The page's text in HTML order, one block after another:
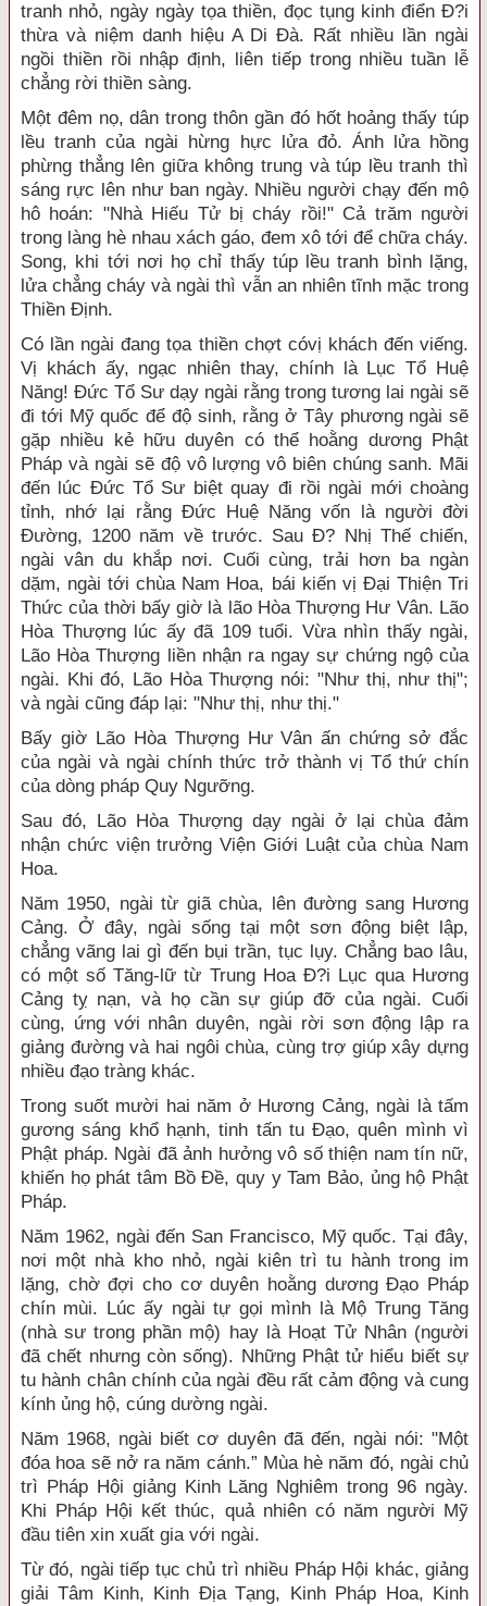
tranh nhỏ, ngày ngày tọa thiền, đọc tụng kinh điển Ð?i
thừa và niệm danh hiệu A Di Ðà. Rất nhiều lần ngài
ngồi thiền rồi nhập định, liên tiếp trong nhiều tuần lễ
chẳng rời thiền sàng.
Một đêm nọ, dân trong thôn gần đó hốt hoảng thấy túp
lều tranh của ngài hừng hực lửa đỏ. Ánh lửa hồng
phừng thẳng lên giữa không trung và túp lều tranh thì
sáng rực lên như ban ngày. Nhiều người chạy đến mộ
hô hoán: "Nhà Hiếu Tử bị cháy rồi!" Cả trăm người
trong làng hè nhau xách gáo, đem xô tới để chữa cháy.
Song, khi tới nơi họ chỉ thấy túp lều tranh bình lặng,
lửa chẳng cháy và ngài thì vẫn an nhiên tĩnh mặc trong
Thiền Ðịnh.
Có lần ngài đang tọa thiền chợt cóvị khách đến viếng.
Vị khách ấy, ngạc nhiên thay, chính là Lục Tổ Huệ
Năng! Ðức Tổ Sư dạy ngài rằng trong tương lai ngài sẽ
đi tới Mỹ quốc để độ sinh, rằng ở Tây phương ngài sẽ
gặp nhiều kẻ hữu duyên có thể hoằng dương Phật
Pháp và ngài sẽ độ vô lượng vô biên chúng sanh. Mãi
đến lúc Ðức Tổ Sư biệt quay đi rồi ngài mới choàng
tỉnh, nhớ lại rằng Ðức Huệ Năng vốn là người đời
Ðường, 1200 năm về trước. Sau Ð? Nhị Thế chiến,
ngài vân du khắp nơi. Cuối cùng, trải hơn ba ngàn
dặm, ngài tới chùa Nam Hoa, bái kiến vị Ðại Thiện Tri
Thức của thời bấy giờ là lão Hòa Thượng Hư Vân. Lão
Hòa Thượng lúc ấy đã 109 tuổi. Vừa nhìn thấy ngài,
Lão Hòa Thượng liền nhận ra ngay sự chứng ngộ của
ngài. Khi đó, Lão Hòa Thượng nói: "Như thị, như thị";
và ngài cũng đáp lại: "Như thị, như thị."
Bấy giờ Lão Hòa Thượng Hư Vân ấn chứng sở đắc
của ngài và ngài chính thức trở thành vị Tổ thứ chín
của dòng pháp Quy Ngưỡng.
Sau đó, Lão Hòa Thượng dạy ngài ở lại chùa đảm
nhận chức viện trưởng Viện Giới Luật của chùa Nam
Hoa.
Năm 1950, ngài từ giã chùa, lên đường sang Hương
Cảng. Ở đây, ngài sống tại một sơn động biệt lập,
chẳng vãng lai gì đến bụi trần, tục lụy. Chẳng bao lâu,
có một số Tăng-lữ từ Trung Hoa Ð?i Lục qua Hương
Cảng tỵ nạn, và họ cần sự giúp đỡ của ngài. Cuối
cùng, ứng với nhân duyên, ngài rời sơn động lập ra
giảng đường và hai ngôi chùa, cùng trợ giúp xây dựng
nhiều đạo tràng khác.
Trong suốt mười hai năm ở Hương Cảng, ngài là tấm
gương sáng khổ hạnh, tinh tấn tu Ðạo, quên mình vì
Phật pháp. Ngài đã ảnh hưởng vô số thiện nam tín nữ,
khiến họ phát tâm Bồ Ðề, quy y Tam Bảo, ủng hộ Phật
Pháp.
Năm 1962, ngài đến San Francisco, Mỹ quốc. Tại đây,
nơi một nhà kho nhỏ, ngài kiên trì tu hành trong im
lặng, chờ đợi cho cơ duyên hoằng dương Ðạo Pháp
chín mùi. Lúc ấy ngài tự gọi mình là Mộ Trung Tăng
(nhà sư trong phần mộ) hay là Hoạt Tử Nhân (người
đã chết nhưng còn sống). Những Phật tử hiểu biết sự
tu hành chân chính của ngài đều rất cảm động và cung
kính ủng hộ, cúng dường ngài.
Năm 1968, ngài biết cơ duyên đã đến, ngài nói: "Một
đóa hoa sẽ nở ra năm cánh.” Mùa hè năm đó, ngài chủ
trì Pháp Hội giảng Kinh Lăng Nghiêm trong 96 ngày.
Khi Pháp Hội kết thúc, quả nhiên có năm người Mỹ
đầu tiên xin xuất gia với ngài.
Từ đó, ngài tiếp tục chủ trì nhiều Pháp Hội khác, giảng
giải Tâm Kinh, Kinh Ðịa Tạng, Kinh Pháp Hoa, Kinh